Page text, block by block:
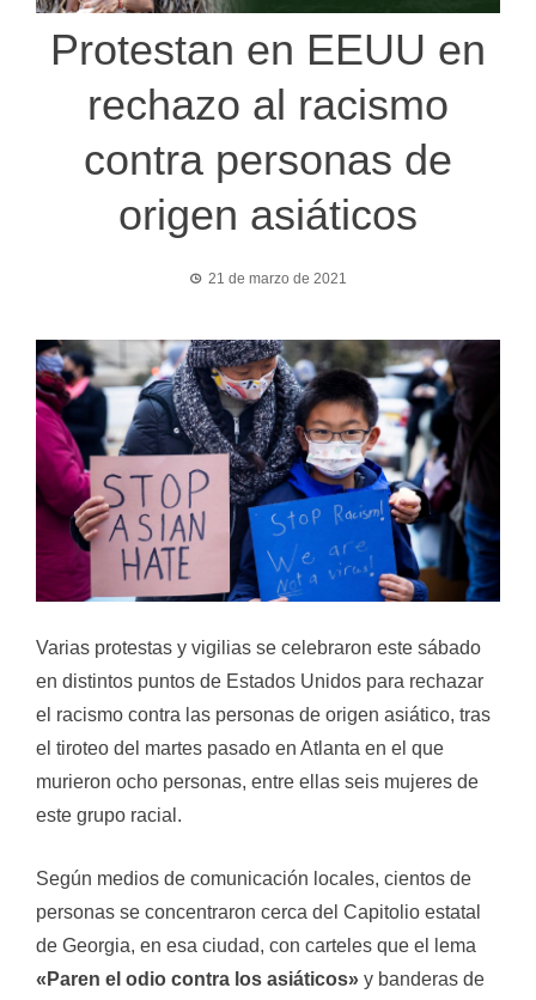
Protestan en EEUU en
rechazo al racismo
contra personas de
origen asiáticos
21 de marzo de 2021
Varias protestas y vigilias se celebraron este sábado
en distintos puntos de Estados Unidos para rechazar
el racismo contra las personas de origen asiático, tras
el tiroteo del martes pasado en Atlanta en el que
murieron ocho personas, entre ellas seis mujeres de
este grupo racial.
Según medios de comunicación locales, cientos de
personas se concentraron cerca del Capitolio estatal
de Georgia, en esa ciudad, con carteles que el lema
«Paren el odio contra los asiáticos» y banderas de